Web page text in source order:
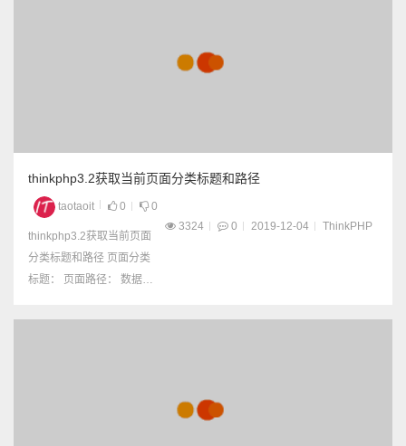
thinkphp3.2获取当前页面分类标题和路径
taotaoit 0
0
3324
0 2019-12-04 ThinkPHP
thinkphp3.2获取当前页面
分类标题和路径 页面分类
标题： 页面路径： 数据
前分类名称 $m = D('Home/